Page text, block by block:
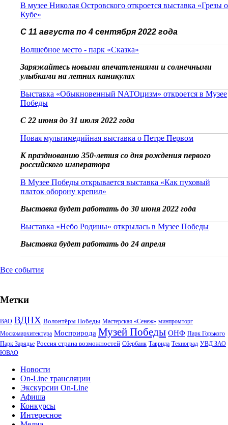
В музее Николая Островского откроется выставка «Грезы о
Кубе»
С 11 августа по 4 сентября 2022 года
Волшебное место - парк «Сказка»
Заряжайтесь новыми впечатлениями и солнечными
улыбками на летних каникулах
Выставка «Обыкновенный NATOцизм» откроется в Музее
Победы
С 22 июня до 31 июля 2022 года
Новая мультимедийная выставка о Петре Первом
К празднованию 350-летия со дня рождения первого
российского императора
В Музее Победы открывается выставка «Как пуховый
платок оборону крепил»
Выставка будет работать до 30 июня 2022 года
Выставка «Небо Родины» открылась в Музее Победы
Выставка будет работать до 24 апреля
Все события
Метки
ВАО ВДНХ Волонтёры Победы Мастерская «Сенеж» минпромторг
Москомархитектура Мосприрода Музей Победы ОНФ Парк Горького
Парк Зарядье Россия страна возможностей Сбербанк Таврида Техноград УВД ЗАО
ЮВАО
Новости
On-Line трансляции
Экскурсии On-Line
Афиша
Конкурсы
Интересное